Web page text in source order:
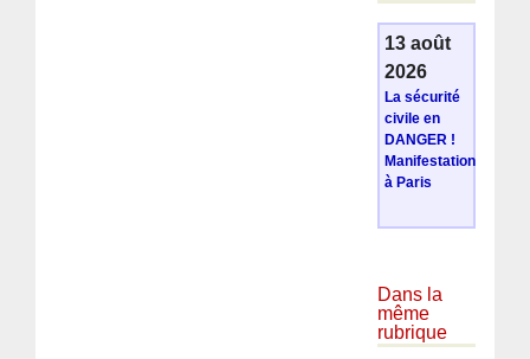
13 août
2026
La sécurité
civile en
DANGER !
Manifestation
à Paris
Dans la
même
rubrique